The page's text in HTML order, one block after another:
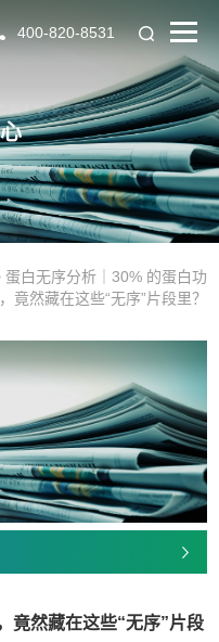
400-820-8531
蛋白无序分析｜30% 的蛋白功
竟然藏在这些“无序”片段里？
竟然藏在这些“无序”片段